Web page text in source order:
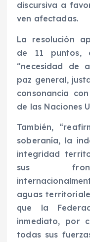
discursiva a
ven afectadas.
La resolución
de 11 puntos,
“necesidad de
paz general,
consonancia
de las Naciones
También,
soberanía, la
integridad
sus
aguas
que la
inmediato, por
todas sus